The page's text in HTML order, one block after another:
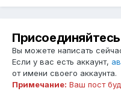
Вы можете написать
Если у вас есть аккаунт,
от имени своего аккаунта.
Примечание: Ваш пост